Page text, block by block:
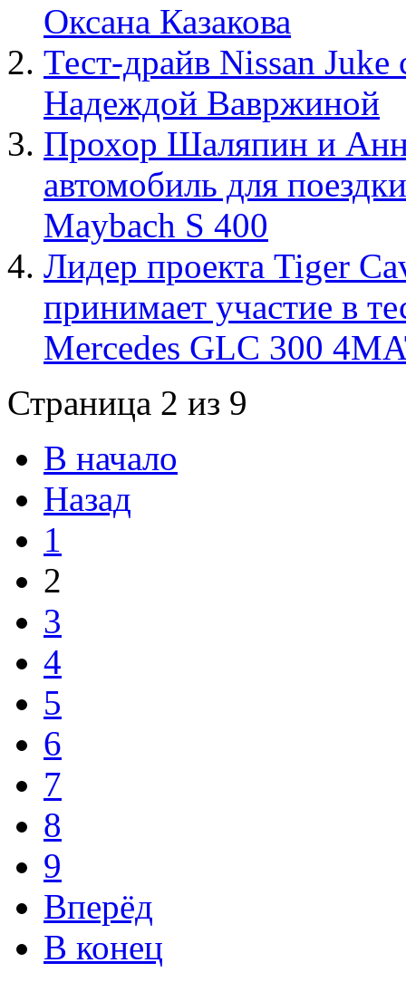
Оксана Казакова
Тест-драйв Nissan
Надеждой Вавржиной
Прохор Шаляпин и
автомобиль для
Maybach S 400
Лидер проекта Tiger
принимает участие в
Mercedes GLC 300
Страница 2 из 9
В начало
Назад
1
2
3
4
5
6
7
8
9
Вперёд
В конец